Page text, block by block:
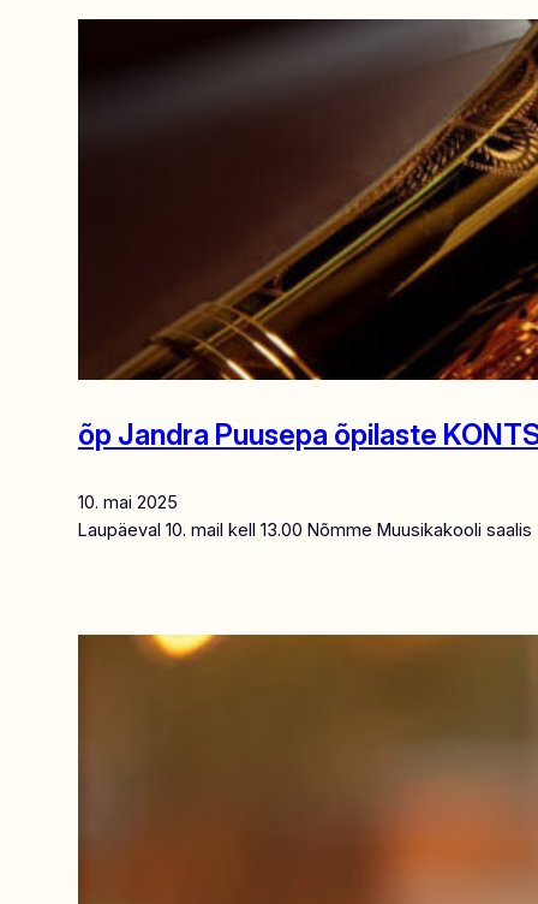
õp Jandra Puusepa õpilaste
10. mai 2025
Laupäeval 10. mail kell 13.00 Nõmme Muusikakooli saalis